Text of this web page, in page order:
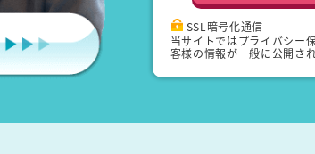
SSL暗号化通信
当サイトではプライバシー
客様の情報が一般に公開さ